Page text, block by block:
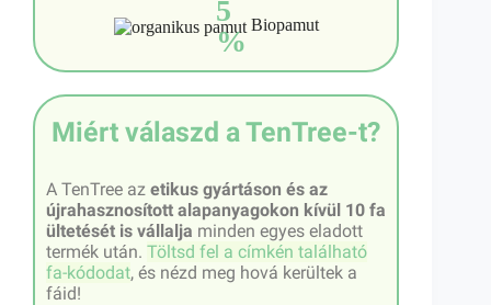
5
%Biopamut
Miért válaszd a TenTree-t?
A TenTree az etikus gyártáson és az
újrahasznosított alapanyagokon kívül 10 fa
ültetését is vállalja minden egyes eladott
termék után. Töltsd fel a címkén található
fa-kódodat, és nézd meg hová kerültek a
fáid!